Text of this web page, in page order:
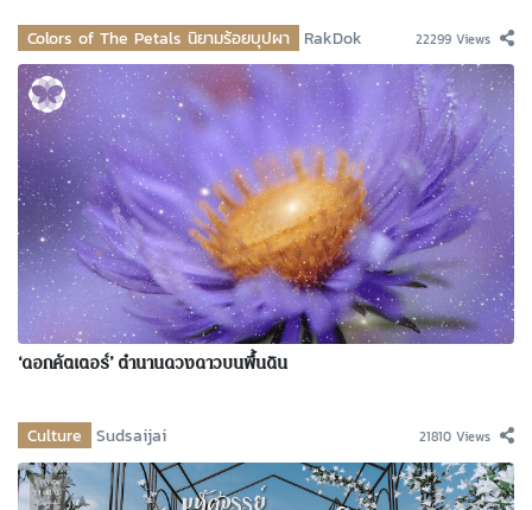
Colors of The Petals นิยามร้อยบุปผา RakDok 22299 Views
‘ดอกคัตเตอร์’ ตำนานดวงดาวบนพื้นดิน
Culture Sudsaijai 21810 Views